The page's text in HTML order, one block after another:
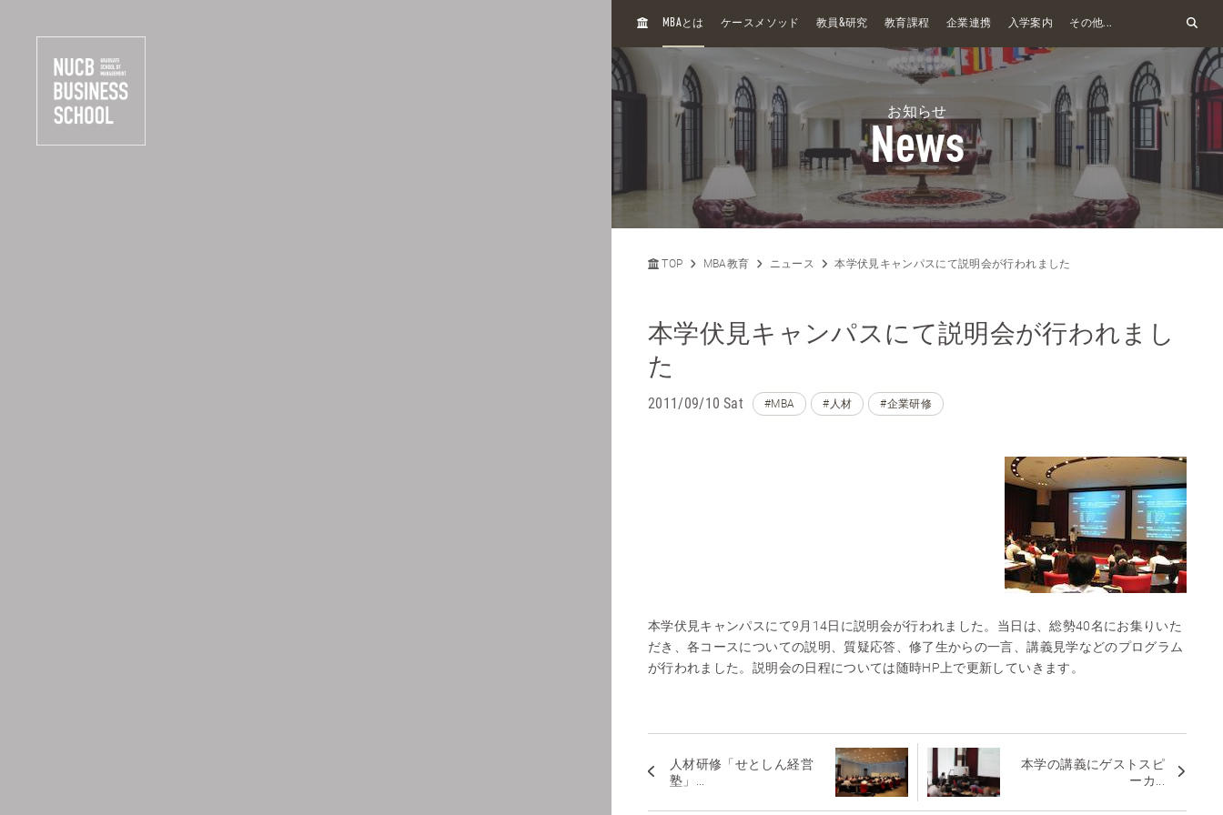
H
MBAとは ケースメソッド 教員&研究 教育課程 企業連携 入学案内 その他...
お知らせ
News
TOP MBA教育 ニュース 本学伏見キャンパスにて説明会が行われました
本学伏見キャンパスにて説明会が行われまし
た
2011/09/10 Sat #MBA #人材 #企業研修
本学伏見キャンパスにて9月14日に説明会が行われました。当日は、総勢40名にお集りいた
だき、各コースについての説明、質疑応答、修了生からの一言、講義見学などのプログラム
が行われました。説明会の日程については随時HP上で更新していきます。
人材研修「せとしん経営
塾」...
本学の講義にゲストスピ
ーカ...